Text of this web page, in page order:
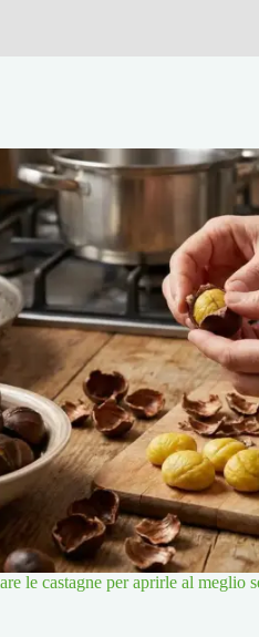
le castagne per aprirle al meglio